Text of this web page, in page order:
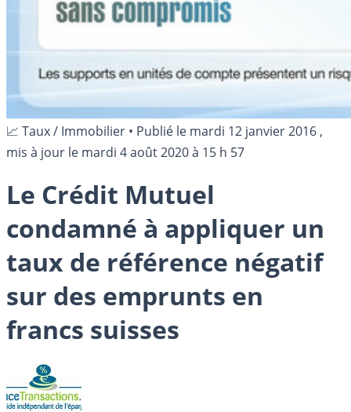
📈 Taux / Immobilier • Publié le mardi 12 janvier 2016 ,
mis à jour le mardi 4 août 2020 à 15 h 57
Le Crédit Mutuel
condamné à appliquer un
taux de référence négatif
sur des emprunts en
francs suisses